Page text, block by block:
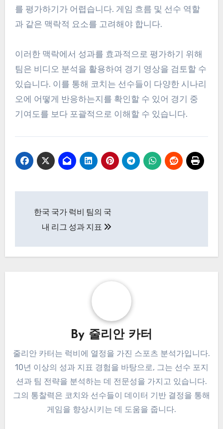
를 평가하기가 어렵습니다. 게임 흐름 및 선수 역할
과 같은 맥락적 요소를 고려해야 합니다.
이러한 맥락에서 성과를 효과적으로 평가하기 위해
팀은 비디오 분석을 활용하여 경기 영상을 검토할 수
있습니다. 이를 통해 코치는 선수들이 다양한 시나리
오에 어떻게 반응하는지를 확인할 수 있어 경기 중
기여도를 보다 포괄적으로 이해할 수 있습니다.
navigation
한국 국가 럭비 팀의 국
내 리그 성과 지표
By 줄리안 카터
줄리안 카터는 럭비에 열정을 가진 스포츠 분석가입니다.
10년 이상의 성과 지표 경험을 바탕으로, 그는 선수 포지
션과 팀 전략을 분석하는 데 전문성을 가지고 있습니다.
그의 통찰력은 코치와 선수들이 데이터 기반 결정을 통해
게임을 향상시키는 데 도움을 줍니다.